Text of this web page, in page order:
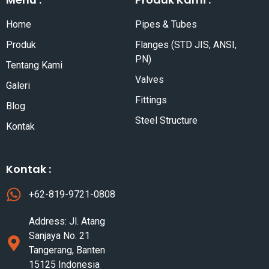
Home
Produk
Tentang Kami
Galeri
Blog
Kontak
Pipes & Tubes
Flanges (STD JIS, ANSI,
PN)
Valves
Fittings
Steel Structure
Kontak :
+62-819-9721-0808
Address: Jl. Atang
Sanjaya No. 21
Tangerang, Banten
15125 Indonesia